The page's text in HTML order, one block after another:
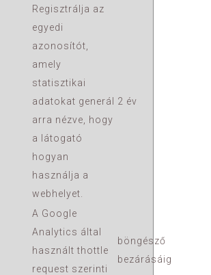
Regisztrálja az
egyedi
azonosítót,
amely
statisztikai
adatokat generál
arra nézve, hogy
a látogató
hogyan
használja a
webhelyet.
2 év
A Google
Analytics által
használt thottle
request szerinti
böngésző
bezárásáig